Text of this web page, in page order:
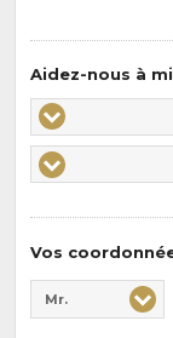
Aidez-nous à
Vos
centres
d'intérêts
Vos
sports
de
Vos
Civilité* :
Mr.
Nom* :